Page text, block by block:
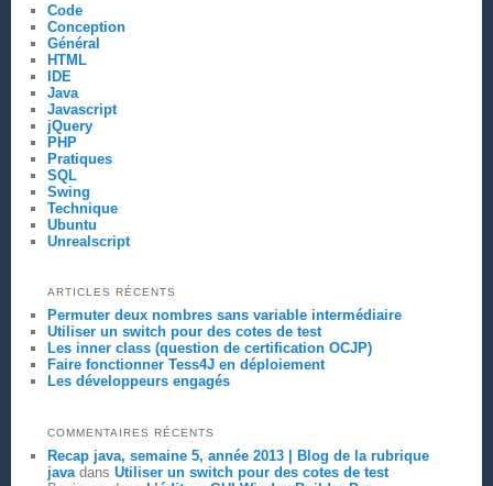
Code
Conception
Général
HTML
IDE
Java
Javascript
jQuery
PHP
Pratiques
SQL
Swing
Technique
Ubuntu
Unrealscript
ARTICLES RÉCENTS
Permuter deux nombres sans variable intermédiaire
Utiliser un switch pour des cotes de test
Les inner class (question de certification OCJP)
Faire fonctionner Tess4J en déploiement
Les développeurs engagés
COMMENTAIRES RÉCENTS
Recap java, semaine 5, année 2013 | Blog de la rubrique
javadans Utiliser un switch pour des cotes de test